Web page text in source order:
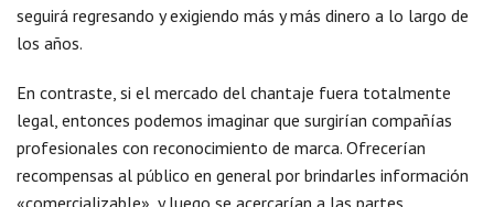
seguirá regresando y exigiendo más y más dinero a lo largo de
los años.
En contraste, si el mercado del chantaje fuera totalmente
legal, entonces podemos imaginar que surgirían compañías
profesionales con reconocimiento de marca. Ofrecerían
recompensas al público en general por brindarles información
«comercializable», y luego se acercarían a las partes